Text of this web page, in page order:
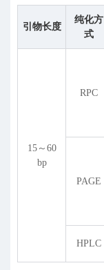
引物长度
纯化方
式
15～60
bp
RPC
PAGE
HPLC